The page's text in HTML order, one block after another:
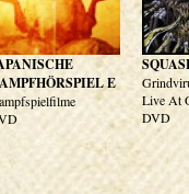
E
Live At
DVD